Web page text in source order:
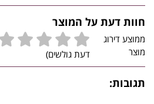
חוות דעת על המוצר
ממוצע דירוג
מוצר
דעת גולשים)
תגובות: